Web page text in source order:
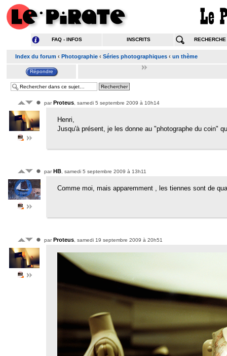
FAQ - INFOS INSCRITS RECHERCHE
Index du forum ‹ Photographie ‹ Séries photographiques ‹ un thème
parProteus , samedi 5 septembre 2009 à 10h14
Henri,
Jusqu'à présent, je les donne au "photographe du coin"
parHB , samedi 5 septembre 2009 à 13h11
Comme moi, mais apparemment , les tiennes sont de
parProteus , samedi 19 septembre 2009 à 20h51